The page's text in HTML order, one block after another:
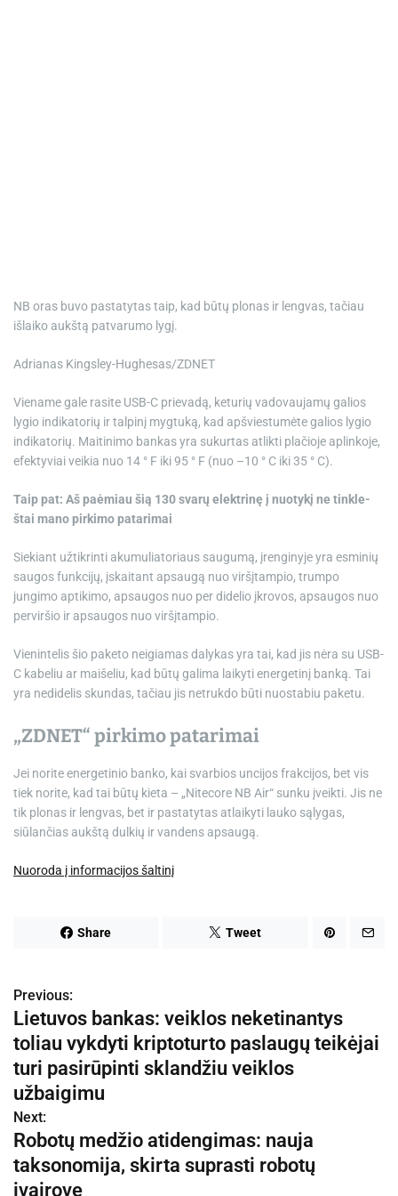
NB oras buvo pastatytas taip, kad būtų plonas ir lengvas, tačiau
išlaiko aukštą patvarumo lygį.
Adrianas Kingsley-Hughesas/ZDNET
Viename gale rasite USB-C prievadą, keturių vadovaujamų galios
lygio indikatorių ir talpinį mygtuką, kad apšviestumėte galios lygio
indikatorių. Maitinimo bankas yra sukurtas atlikti plačioje aplinkoje,
efektyviai veikia nuo 14 ° F iki 95 ° F (nuo –10 ° C iki 35 ° C).
Taip pat: Aš paėmiau šią 130 svarų elektrinę į nuotykį ne tinkle-
štai mano pirkimo patarimai
Siekiant užtikrinti akumuliatoriaus saugumą, įrenginyje yra esminių
saugos funkcijų, įskaitant apsaugą nuo viršįtampio, trumpo
jungimo aptikimo, apsaugos nuo per didelio įkrovos, apsaugos nuo
perviršio ir apsaugos nuo viršįtampio.
Vienintelis šio paketo neigiamas dalykas yra tai, kad jis nėra su USB-
C kabeliu ar maišeliu, kad būtų galima laikyti energetinį banką. Tai
yra nedidelis skundas, tačiau jis netrukdo būti nuostabiu paketu.
„ZDNET“ pirkimo patarimai
Jei norite energetinio banko, kai svarbios uncijos frakcijos, bet vis
tiek norite, kad tai būtų kieta – „Nitecore NB Air“ sunku įveikti. Jis ne
tik plonas ir lengvas, bet ir pastatytas atlaikyti lauko sąlygas,
siūlančias aukštą dulkių ir vandens apsaugą.
Nuoroda į informacijos šaltinį
Share Tweet
N
a
v
i
g
a
Previous:
Lietuvos bankas: veiklos neketinantys
toliau vykdyti kriptoturto paslaugų teikėjai
turi pasirūpinti sklandžiu veiklos
užbaigimu
Next:
Robotų medžio atidengimas: nauja
taksonomija, skirta suprasti robotų
įvairovę